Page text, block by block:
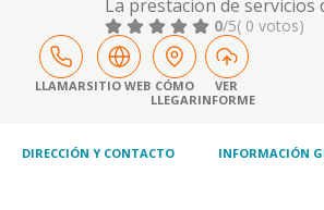
La prestacion de servicios
peluqueria y belleza y la
sus complementos. las
inmobiliarias
0/5( 0 votos)
LLAMARSITIO WEB CÓMO
LLEGAR
VER
INFORME
DIRECCIÓN Y CONTACTO INFORMACIÓN